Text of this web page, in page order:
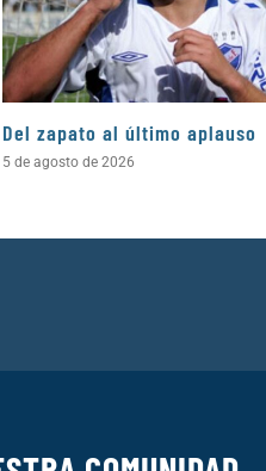
Del zapato al último aplauso
5 de agosto de 2026